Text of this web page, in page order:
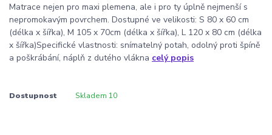
Matrace nejen pro maxi plemena, ale i pro ty úplně nejmenší s
nepromokavým povrchem. Dostupné ve velikosti: S 80 x 60 cm
(délka x šířka), M 105 x 70cm (délka x šířka), L 120 x 80 cm (délka
x šířka)Specifické vlastnosti: snímatelný potah, odolný proti špíně
a poškrábání, náplň z dutého vlákna celý popis
Dostupnost Skladem 10